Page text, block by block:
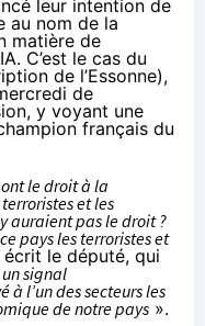
leur intention de
au nom de la
matière de
C’est le cas du
de l’Essonne),
de
y voyant une
français du
le droit à la
et les
auraient pas le droit ?
pays les terroristes et
écrit le député, qui
un signal
l’un des secteurs les
de notre pays ».